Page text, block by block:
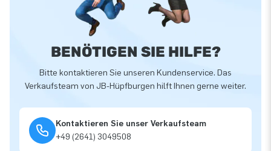
BENÖTIGEN SIE HILFE?
Bitte kontaktieren Sie unseren Kundenservice. Das
Verkaufsteam von JB-Hüpfburgen hilft Ihnen gerne weiter.
Kontaktieren Sie unser Verkaufsteam
+49 (2641) 3049508